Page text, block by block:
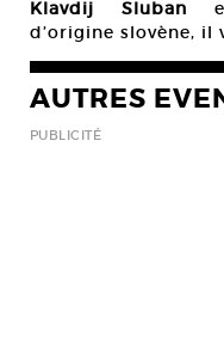
Klavdij Sluban
d’origine slovène, il
AUTRES
PUBLICITÉ